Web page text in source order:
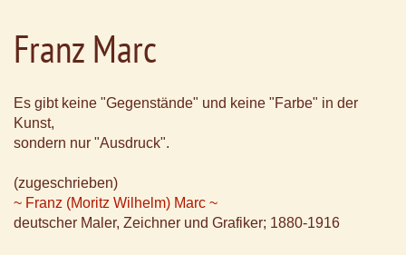
Franz Marc
Es gibt keine "Gegenstände" und keine "Farbe" in der
Kunst,
sondern nur "Ausdruck".
(zugeschrieben)
~ Franz (Moritz Wilhelm) Marc ~
deutscher Maler, Zeichner und Grafiker; 1880-1916